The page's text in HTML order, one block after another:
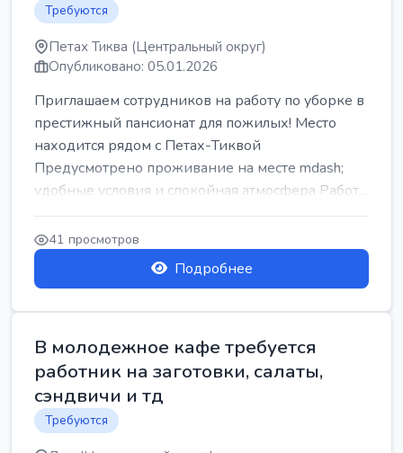
Требуются
Петах Тиква (Центральный округ)
Опубликовано: 05.01.2026
Приглашаем сотрудников на работу по уборке в
престижный пансионат для пожилых! Место
находится рядом с Петах-Тиквой
Предусмотрено проживание на месте mdash;
удобные условия и спокойная атмосфера Работ...
41 просмотров
Подробнее
В молодежное кафе требуется
работник на заготовки, салаты,
сэндвичи и тд
Требуются